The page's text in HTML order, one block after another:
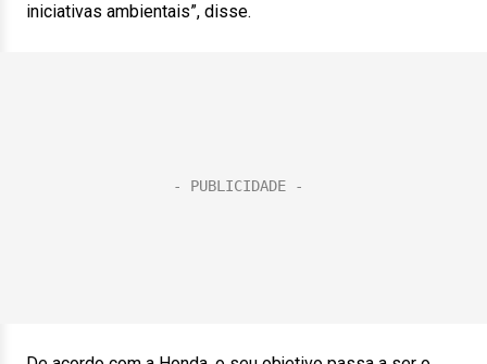
iniciativas ambientais”, disse.